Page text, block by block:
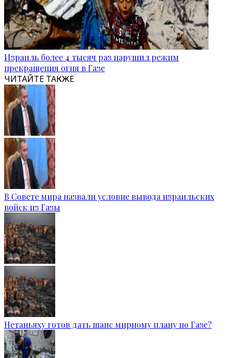
Израиль более 4 тысяч раз нарушил режим
прекращения огня в Газе
ЧИТАЙТЕ ТАКЖЕ
В Совете мира назвали условие вывода израильских
войск из Газы
Нетаньяху готов дать шанс мирному плану по Газе?